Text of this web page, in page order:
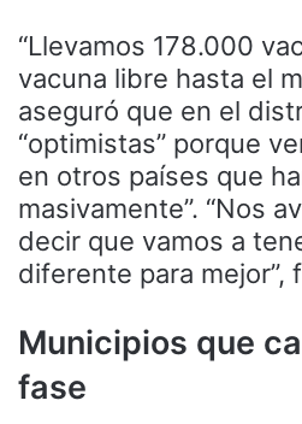
“Llevamos 178.000
vacuna libre hasta el
aseguró que en el
“optimistas” porque
en otros países que
masivamente”. “Nos
decir que vamos a
diferente para mejor”,
Municipios que
fase